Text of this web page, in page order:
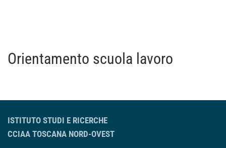
Orientamento scuola lavoro
ISTITUTO STUDI E RICERCHE
CCIAA TOSCANA NORD-OVEST